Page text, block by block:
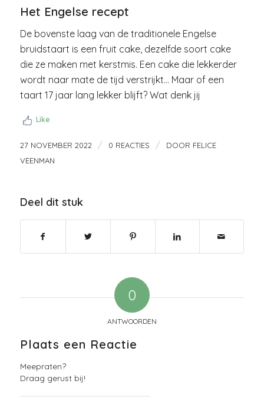
Het Engelse recept
De bovenste laag van de traditionele Engelse
bruidstaart is een fruit cake, dezelfde soort cake
die ze maken met kerstmis. Een cake die lekkerder
wordt naar mate de tijd verstrijkt… Maar of een
taart 17 jaar lang lekker blijft? Wat denk jij
Like
27 NOVEMBER 2022 / 0 REACTIES / DOOR FELICE
VEENMAN
Deel dit stuk
0
ANTWOORDEN
Plaats een Reactie
Meepraten?
Draag gerust bij!